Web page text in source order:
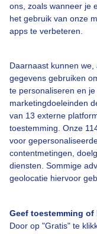
ons, zoals wanneer je
het gebruik van onze
apps te verbeteren.
Daarnaast kunnen
gegevens gebruiken
te personaliseren en
marketingdoeleinden
van 13 externe
toestemming. Onze
voor
contentmetingen,
diensten. Sommige
geolocatie hiervoor
Geef toestemming
Door op "Gratis" te
Bekijk slideshow
Bedrijfsgegevens